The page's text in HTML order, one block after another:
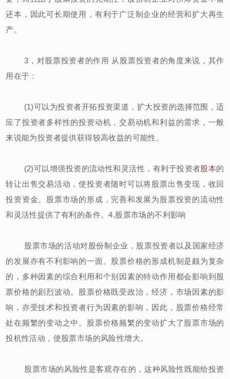
还本，因此可长期使用，有利于广泛制企业的经营和扩大再生
产。
3，对股票投资者的作用 从股票投资者的角度来说，其作
用在于：
(1)可以为投资者开拓投资渠道，扩大投资的选择范围，适
应了投资者多样性的投资动机，交易动机和利益的需求，一般
来说能为投资者提供获得较高收益的可能性。
(2)可以增强投资的流动性和灵活性，有利于投资者股本的
转让出售交易活动，使投资者随时可以将股票出售变现，收回
投资资金。股票市场的形成，完善和发展为股票投资的流动性
和灵活性提供了有利的条件。4.股票市场的不利影响
股票市场的活动对股份制企业，股票投资者以及国家经济
的发展亦有不利影响的一面。股票价格的形成机制是颇为复杂
的，多种因素的综合利用和个别因素的特动作用都会影响到股
票价格的剧烈波动。股票价格既受政治，经济，市场因素的影
响，亦受技术和投资者行为因素的影响，因此，股票价格经常
处在频繁的变动之中。股票价格频繁的变动扩大了股票市场的
投机性活动，使股票市场的风险性增大。
股票市场的风险性是客观存在的，这种风险性既能给投资